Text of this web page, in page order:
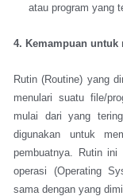
atau program yang
4. Kemampuan untuk
Rutin (Routine) yang
menulari suatu file/
mulai dari yang
digunakan untuk
pembuatnya. Rutin ini
operasi (Operating
sama dengan yang